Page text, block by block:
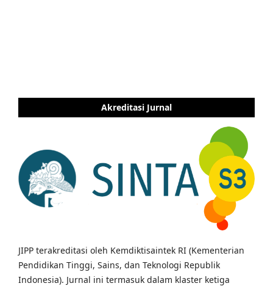
Akreditasi Jurnal
JIPP terakreditasi oleh Kemdiktisaintek RI (Kementerian
Pendidikan Tinggi, Sains, dan Teknologi Republik
Indonesia). Jurnal ini termasuk dalam klaster ketiga